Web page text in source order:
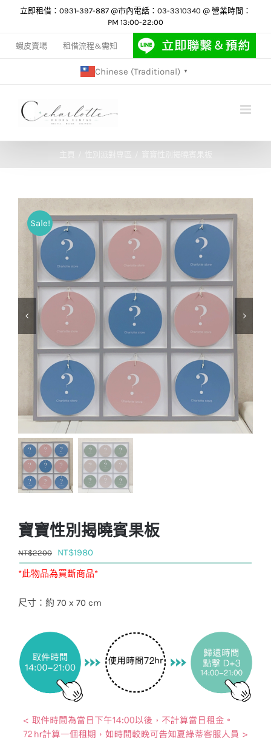
content
立即租借：0931-397-887 @市內電話：03-3310340 @ 營業時間：
PM 13:00-22:00
蝦皮賣場 租借流程&需知
Chinese (Traditional) ▼
性別派對專區 寶寶性別揭曉賓果板
Sale!
寶寶性別揭曉賓果板
NT$2200
原
始
格：
NT$1980
前
格：
*此物品為買斷商品*
尺寸：約 70 x 70 cm